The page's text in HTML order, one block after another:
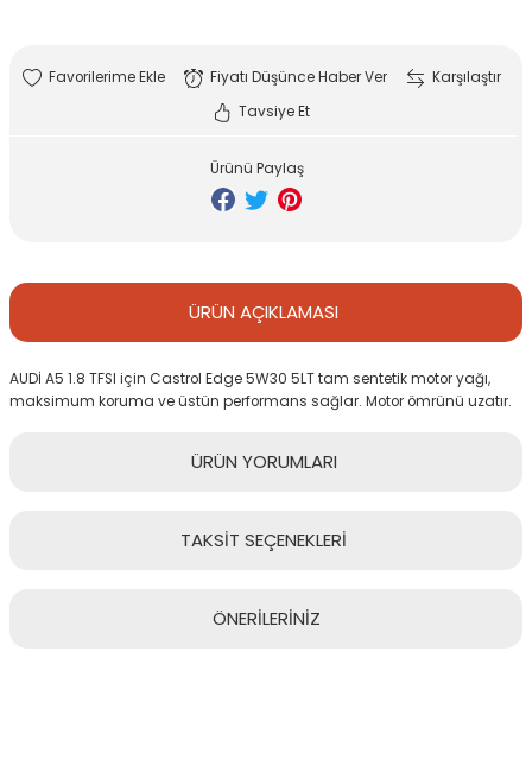
Fiyatı Düşünce Haber Ver
Karşılaştır
Tavsiye Et
Ürünü Paylaş
ÜRÜN AÇIKLAMASI
AUDİ A5 1.8 TFSI için Castrol Edge 5W30 5LT tam sentetik motor yağı,
maksimum koruma ve üstün performans sağlar. Motor ömrünü uzatır.
ÜRÜN YORUMLARI
TAKSİT SEÇENEKLERİ
ÖNERİLERİNİZ